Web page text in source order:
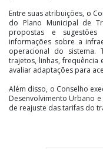
Entre suas atribuições, o
do Plano Municipal de
propostas e
informações sobre a
operacional do sistema.
trajetos, linhas,
avaliar adaptações para
Além disso, o Conselho
Desenvolvimento Urbano
de reajuste das tarifas do